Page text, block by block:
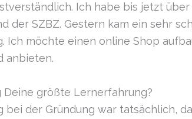
Ich habe bis jetzt
der SZBZ. Gestern kam ein sehr
Ich möchte einen online Shop
anbieten.
Deine größte Lernerfahrung?
der Gründung war tatsächlich,